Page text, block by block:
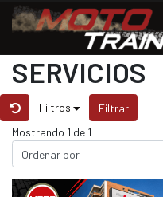
SERVICIOS
Filtros
Filtrar
Mostrando 1 de 1